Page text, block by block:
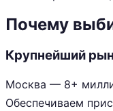
Почему
Крупнейший
Москва — 8+
Обеспечиваем